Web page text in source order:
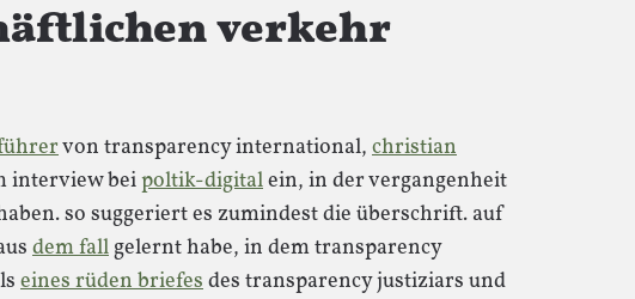
verkehr
von transparency international, christian
interview beipoltik-digitalein, in der vergangenheit
so suggeriert es zumindest die überschrift. auf
dem fallgelernt habe, in dem transparency
eines rüden briefesdes transparency justiziars und